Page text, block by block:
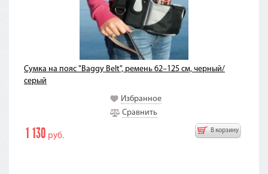
Сумка на пояс "Baggy Belt", ремень 62–125 см, черный/
серый
Избранное
Сравнить
В корзину
1 130 руб.